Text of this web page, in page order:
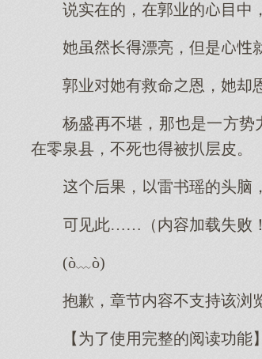
说实在的，在郭业的目中
虽长漂亮，但是就
郭业有救命恩，却恩
杨盛再不堪，那是一方
在零泉县，不死被扒层皮。
果，雷书瑶的头
见此……（内容加载失败
(ò﹏ò)
抱歉，章节内容不支持该浏
【为了使用完整的阅读功能】